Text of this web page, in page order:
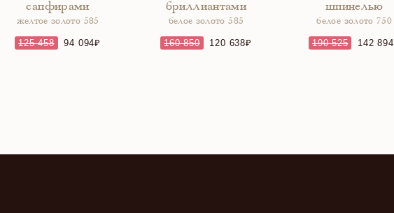
сапфирами
желтое золото 585
125 458 94 094
бриллиантами
белое золото 585
160 850 120 638
шпинелью
белое золото 750
190 525 142 894